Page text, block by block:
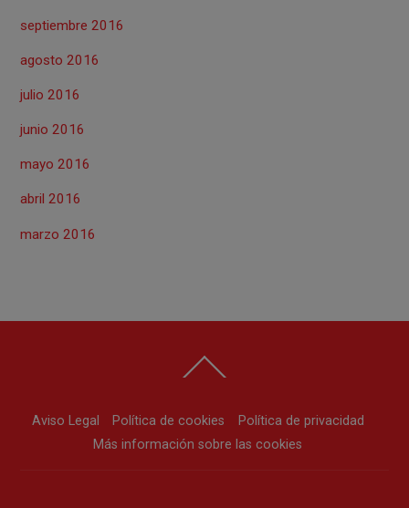
septiembre 2016
agosto 2016
julio 2016
junio 2016
mayo 2016
abril 2016
marzo 2016
To
Aviso Legal Política de cookies
Política de privacidad
Más información sobre las cookies